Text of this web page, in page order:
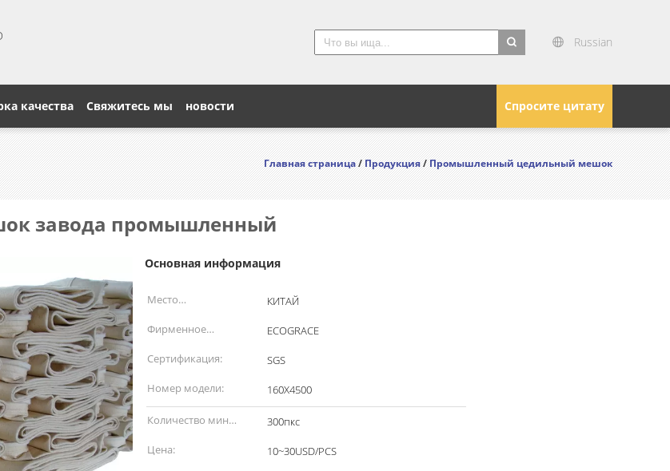
Russian
Спросите цитату
качества Свяжитесь мы новости
Главная страница/Продукция/Промышленный цедильный мешок
завода промышленный
Основная информация
Место
происхождения:
КИТАЙ
Фирменное
наименование:
ECOGRACE
Сертификация:
SGS
Номер модели:
160X4500
Количество мин
заказа:
300пкс
Цена:
10~30USD/PCS